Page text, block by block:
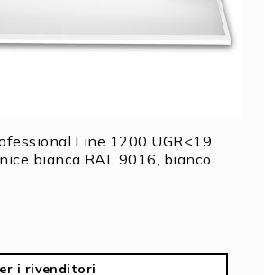
Line 1200 UGR<19
bianca RAL 9016, bianco
i rivenditori